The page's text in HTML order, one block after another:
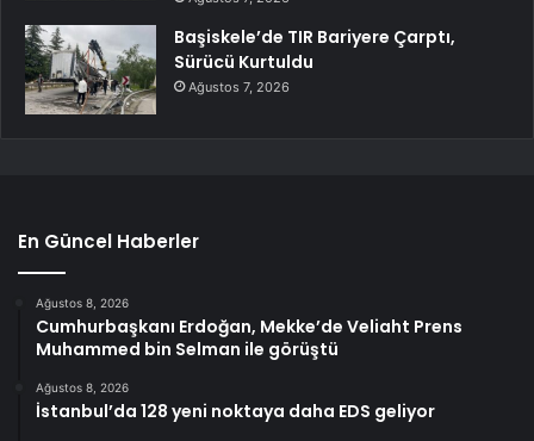
Başiskele’de TIR Bariyere Çarptı,
Sürücü Kurtuldu
Ağustos 7, 2026
En Güncel Haberler
Ağustos 8, 2026
Cumhurbaşkanı Erdoğan, Mekke’de Veliaht Prens
Muhammed bin Selman ile görüştü
Ağustos 8, 2026
İstanbul’da 128 yeni noktaya daha EDS geliyor